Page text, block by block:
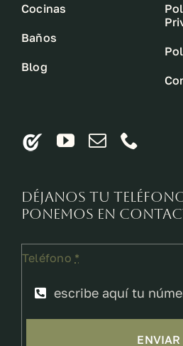
Cocinas
Baños
Blog
Déjanos tu
ponemos en
Teléfono *
ENVIAR